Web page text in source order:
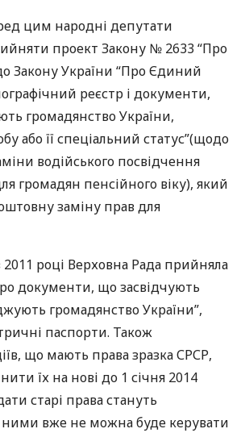
цим народні депутати
проект Закону № 2633 “Про
Закону України “Про Єдиний
реєстр і документи,
громадянство України,
або її спеціальний статус”(щодо
водійського посвідчення
громадян пенсійного віку), який
заміну прав для
році Верховна Рада прийняла
документи, що засвідчують
громадянство України”,
паспорти. Також
що мають права зразкаСРСР,
їх на нові до 1 січня 2014
старі права стануть
ними вже не можна буде керувати